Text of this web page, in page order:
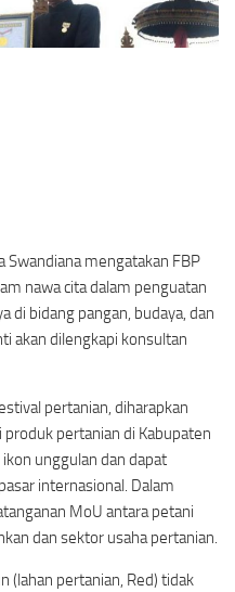
Swandiana mengatakan FBP
nawa cita dalam penguatan
di bidang pangan, budaya, dan
akan dilengkapi konsultan
pertanian, diharapkan
pertanian di Kabupaten
unggulan dan dapat
internasional. Dalam
MoU antara petani
dan sektor usaha pertanian.
(lahan pertanian, Red) tidak